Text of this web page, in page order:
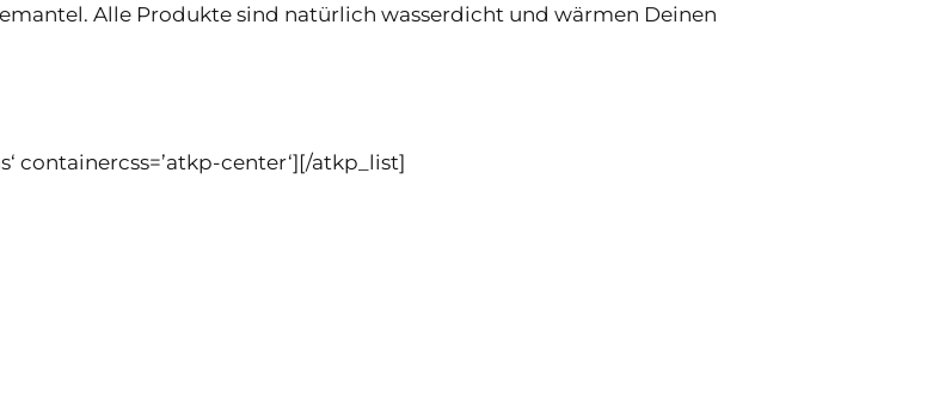
Alle Produkte sind natürlich wasserdicht und wärmen Deinen
containercss=’atkp-center‘][/atkp_list]